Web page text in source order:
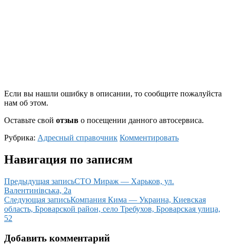
Если вы нашли ошибку в описании, то сообщите пожалуйста
нам об этом.
Оставьте свой отзыв о посещении данного автосервиса.
Рубрика: Адресный справочник Комментировать
Навигация по записям
Предыдущая записьСТО Мираж — Харьков, ул.
Валентинівська, 2а
Следующая записьКомпания Кима — Украина, Киевская
область, Броварской район, село Требухов, Броварская улица,
52
Добавить комментарий